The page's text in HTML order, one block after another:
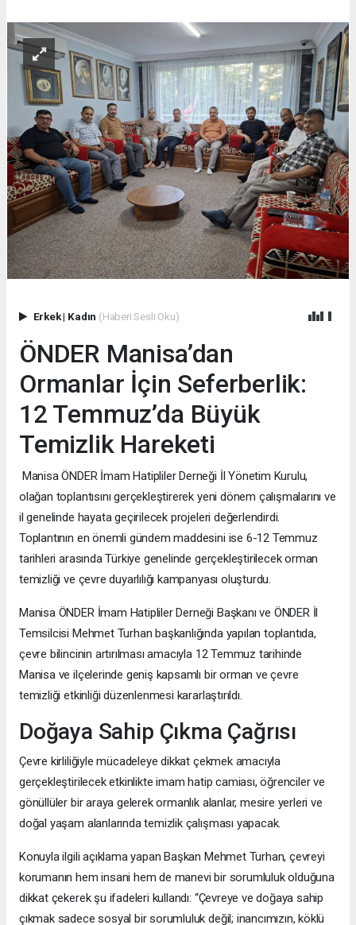
Erkek| Kadın (Haberi Sesli Oku)
ÖNDER Manisa’dan
Ormanlar İçin Seferberlik:
12 Temmuz’da Büyük
Temizlik Hareketi
Manisa ÖNDER İmam Hatipliler Derneği İl Yönetim Kurulu,
olağan toplantısını gerçekleştirerek yeni dönem çalışmalarını ve
il genelinde hayata geçirilecek projeleri değerlendirdi.
Toplantının en önemli gündem maddesini ise 6-12 Temmuz
tarihleri arasında Türkiye genelinde gerçekleştirilecek orman
temizliği ve çevre duyarlılığı kampanyası oluşturdu.
Manisa ÖNDER İmam Hatipliler Derneği Başkanı ve ÖNDER İl
Temsilcisi Mehmet Turhan başkanlığında yapılan toplantıda,
çevre bilincinin artırılması amacıyla 12 Temmuz tarihinde
Manisa ve ilçelerinde geniş kapsamlı bir orman ve çevre
temizliği etkinliği düzenlenmesi kararlaştırıldı.
Doğaya Sahip Çıkma Çağrısı
Çevre kirliliğiyle mücadeleye dikkat çekmek amacıyla
gerçekleştirilecek etkinlikte imam hatip camiası, öğrenciler ve
gönüllüler bir araya gelerek ormanlık alanlar, mesire yerleri ve
doğal yaşam alanlarında temizlik çalışması yapacak.
Konuyla ilgili açıklama yapan Başkan Mehmet Turhan, çevreyi
korumanın hem insani hem de manevi bir sorumluluk olduğuna
dikkat çekerek şu ifadeleri kullandı: “Çevreye ve doğaya sahip
çıkmak sadece sosyal bir sorumluluk değil; inancımızın, köklü